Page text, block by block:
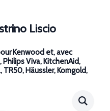
Liscio
Kenwood et, avec
Viva, KitchenAid,
Häussler, Korngold,